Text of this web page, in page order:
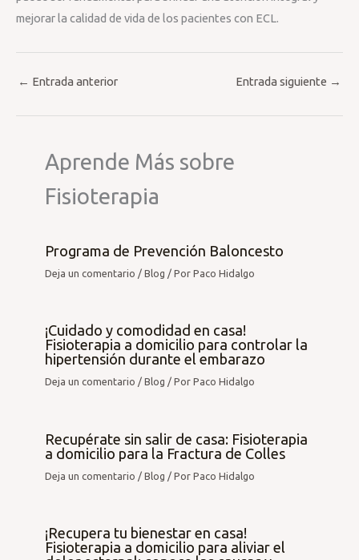
mejorar la calidad de vida de los pacientes con ECL.
← Entrada anterior Entrada siguiente →
Aprende Más sobre
Fisioterapia
Programa de Prevención Baloncesto
Deja un comentario /Blog / PorPaco Hidalgo
¡Cuidado y comodidad en casa!
Fisioterapia a domicilio para controlar la
hipertensión durante el embarazo
Deja un comentario /Blog / PorPaco Hidalgo
Recupérate sin salir de casa: Fisioterapia
a domicilio para la Fractura de Colles
Deja un comentario /Blog / PorPaco Hidalgo
¡Recupera tu bienestar en casa!
Fisioterapia a domicilio para aliviar el